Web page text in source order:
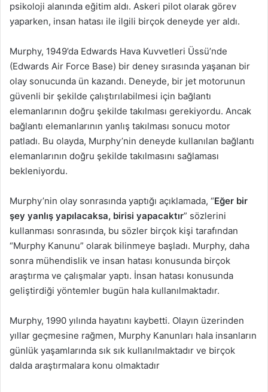
psikoloji alanında eğitim aldı. Askeri pilot olarak görev
yaparken, insan hatası ile ilgili birçok deneyde yer aldı.
Murphy, 1949’da Edwards Hava Kuvvetleri Üssü’nde
(Edwards Air Force Base) bir deney sırasında yaşanan bir
olay sonucunda ün kazandı. Deneyde, bir jet motorunun
güvenli bir şekilde çalıştırılabilmesi için bağlantı
elemanlarının doğru şekilde takılması gerekiyordu. Ancak
bağlantı elemanlarının yanlış takılması sonucu motor
patladı. Bu olayda, Murphy’nin deneyde kullanılan bağlantı
elemanlarının doğru şekilde takılmasını sağlaması
bekleniyordu.
Murphy’nin olay sonrasında yaptığı açıklamada, “Eğer bir
şey yanlış yapılacaksa, birisi yapacaktır” sözlerini
kullanması sonrasında, bu sözler birçok kişi tarafından
“Murphy Kanunu” olarak bilinmeye başladı. Murphy, daha
sonra mühendislik ve insan hatası konusunda birçok
araştırma ve çalışmalar yaptı. İnsan hatası konusunda
geliştirdiği yöntemler bugün hala kullanılmaktadır.
Murphy, 1990 yılında hayatını kaybetti. Olayın üzerinden
yıllar geçmesine rağmen, Murphy Kanunları hala insanların
günlük yaşamlarında sık sık kullanılmaktadır ve birçok
dalda araştırmalara konu olmaktadır